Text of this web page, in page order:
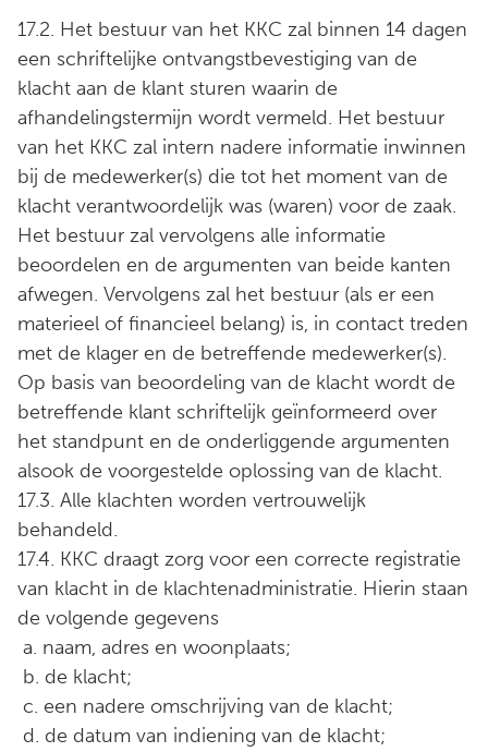
17.2. Het bestuur van het KKC zal binnen 14 dagen
een schriftelijke ontvangstbevestiging van de
klacht aan de klant sturen waarin de
afhandelingstermijn wordt vermeld. Het bestuur
van het KKC zal intern nadere informatie inwinnen
bij de medewerker(s) die tot het moment van de
klacht verantwoordelijk was (waren) voor de zaak.
Het bestuur zal vervolgens alle informatie
beoordelen en de argumenten van beide kanten
afwegen. Vervolgens zal het bestuur (als er een
materieel of financieel belang) is, in contact treden
met de klager en de betreffende medewerker(s).
Op basis van beoordeling van de klacht wordt de
betreffende klant schriftelijk geïnformeerd over
het standpunt en de onderliggende argumenten
alsook de voorgestelde oplossing van de klacht.
17.3. Alle klachten worden vertrouwelijk
behandeld.
17.4. KKC draagt zorg voor een correcte registratie
van klacht in de klachtenadministratie. Hierin staan
de volgende gegevens
a. naam, adres en woonplaats;
b. de klacht;
c. een nadere omschrijving van de klacht;
d. de datum van indiening van de klacht;